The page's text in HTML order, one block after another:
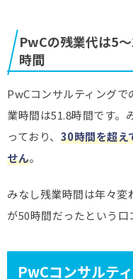
PwCの残業代は5
時間
PwCコンサルティング
業時間は51.8時間です。
っており、 30時間を超え
せん。
みなし残業時間は年々変
が50時間だったという口
PwCコンサルテ